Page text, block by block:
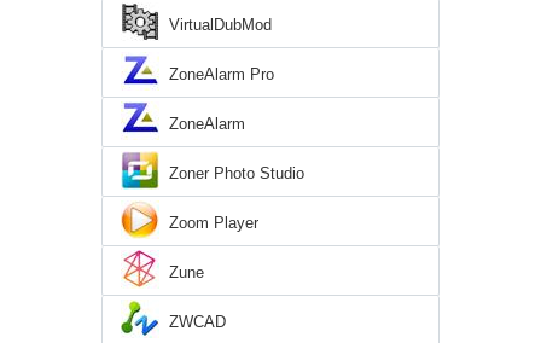
VirtualDubMod
ZoneAlarm Pro
ZoneAlarm
Zoner Photo Studio
Zoom Player
Zune
ZWCAD